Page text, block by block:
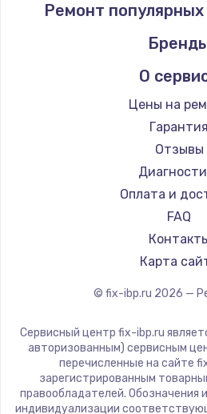
Ремонт
О
Цены на
Гарантия
Отзывы
Оплата и
FAQ
Карта
© fix-ibp.ru 2026 —
Сервисный центр fix-ibp.ru
авторизованным) сервисным
перечисленные на сайте
зарегистрированным
правообладателей. Обозначения
индивидуализации